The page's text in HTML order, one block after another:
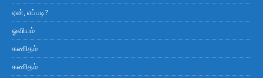
ஏன், எப்படி?
ஓவியம்
கணிதம்
கணிதம்